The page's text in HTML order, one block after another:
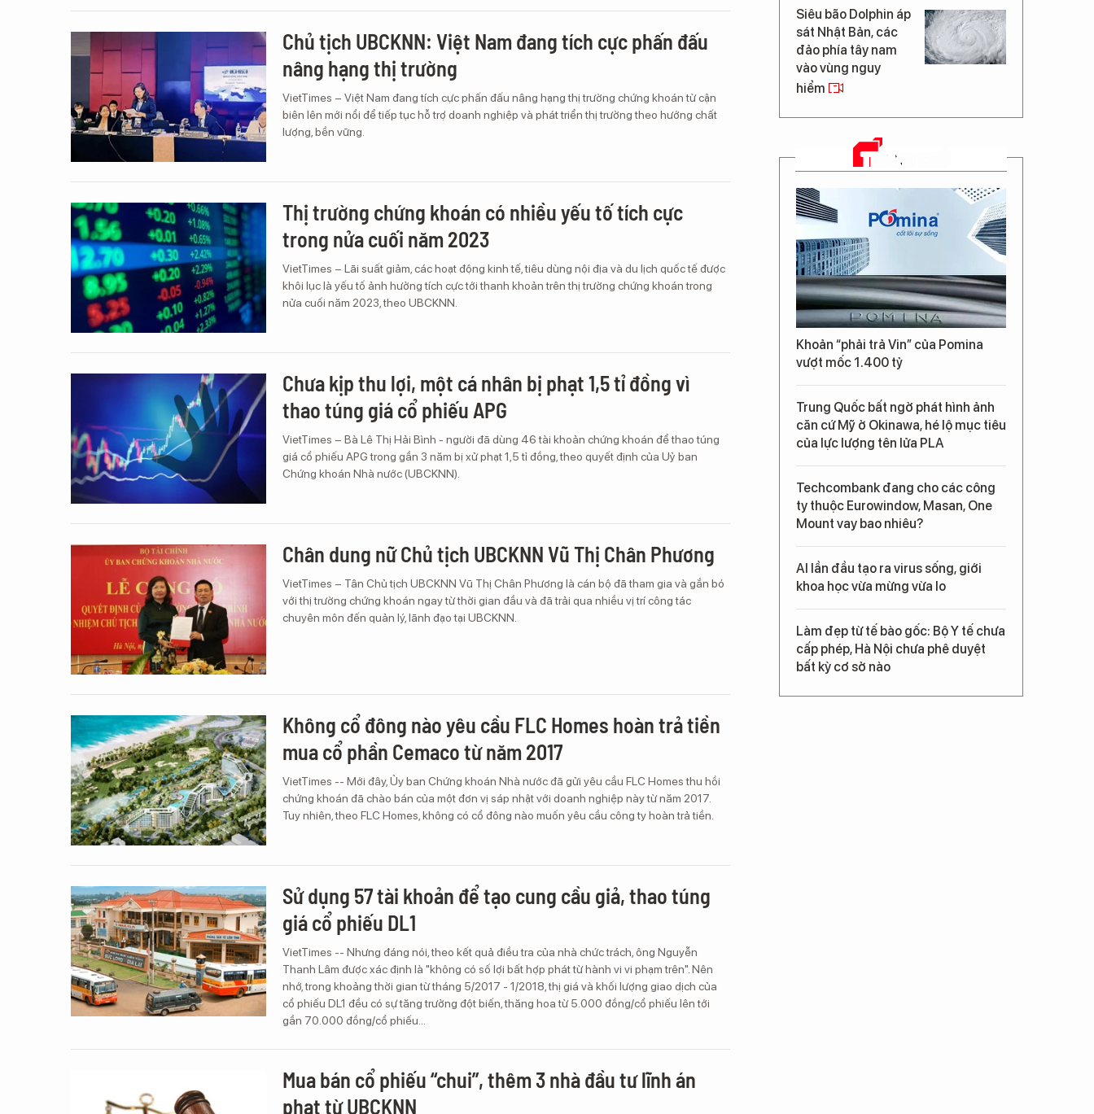
Chủ tịch UBCKNN: Việt Nam đang tích cực phấn đấu
nâng hạng thị trường
VietTimes – Việt Nam đang tích cực phấn đấu nâng hạng thị trường chứng khoán từ cận
biên lên mới nổi để tiếp tục hỗ trợ doanh nghiệp và phát triển thị trường theo hướng chất
lượng, bền vững.
Thị trường chứng khoán có nhiều yếu tố tích cực
trong nửa cuối năm 2023
VietTimes – Lãi suất giảm, các hoạt động kinh tế, tiêu dùng nội địa và du lịch quốc tế được
khôi lục là yếu tố ảnh hưởng tích cực tới thanh khoản trên thị trường chứng khoán trong
nửa cuối năm 2023, theo UBCKNN.
Chưa kịp thu lợi, một cá nhân bị phạt 1,5 tỉ đồng vì
thao túng giá cổ phiếu APG
VietTimes – Bà Lê Thị Hải Bình - người đã dùng 46 tài khoản chứng khoán để thao túng
giá cổ phiếu APG trong gần 3 năm bị xử phạt 1,5 tỉ đồng, theo quyết định của Uỷ ban
Chứng khoán Nhà nước (UBCKNN).
Chân dung nữ Chủ tịch UBCKNN Vũ Thị Chân Phương
VietTimes – Tân Chủ tịch UBCKNN Vũ Thị Chân Phương là cán bộ đã tham gia và gắn bó
với thị trường chứng khoán ngay từ thời gian đầu và đã trải qua nhiều vị trí công tác
chuyên môn đến quản lý, lãnh đạo tại UBCKNN.
Không cổ đông nào yêu cầu FLC Homes hoàn trả tiền
mua cổ phần Cemaco từ năm 2017
VietTimes -- Mới đây, Ủy ban Chứng khoán Nhà nước đã gửi yêu cầu FLC Homes thu hồi
chứng khoán đã chào bán của một đơn vị sáp nhật với doanh nghiệp này từ năm 2017.
Tuy nhiên, theo FLC Homes, không có cổ đông nào muốn yêu cầu công ty hoàn trả tiền.
Sử dụng 57 tài khoản để tạo cung cầu giả, thao túng
giá cổ phiếu DL1
VietTimes -- Nhưng đáng nói, theo kết quả điều tra của nhà chức trách, ông Nguyễn
Thanh Lâm được xác định là "không có số lợi bất hợp phát từ hành vi vi phạm trên". Nên
nhớ, trong khoảng thời gian từ tháng 5/2017 - 1/2018, thị giá và khối lượng giao dịch của
cổ phiếu DL1 đều có sự tăng trưởng đột biến, thăng hoa từ 5.000 đồng/cổ phiếu lên tới
gần 70.000 đồng/cổ phiếu...
Mua bán cổ phiếu “chui”, thêm 3 nhà đầu tư lĩnh án
phạt từ UBCKNN
Siêu bão Dolphin áp
sát Nhật Bản, các
đảo phía tây nam
vào vùng nguy
hiểm
TRANG CHỦ
Khoản “phải trả Vin” của Pomina
vượt mốc 1.400 tỷ
Trung Quốc bất ngờ phát hình ảnh
căn cứ Mỹ ở Okinawa, hé lộ mục tiêu
của lực lượng tên lửa PLA
Techcombank đang cho các công
ty thuộc Eurowindow, Masan, One
Mount vay bao nhiêu?
AI lần đầu tạo ra virus sống, giới
khoa học vừa mừng vừa lo
Làm đẹp từ tế bào gốc: Bộ Y tế chưa
cấp phép, Hà Nội chưa phê duyệt
bất kỳ cơ sở nào